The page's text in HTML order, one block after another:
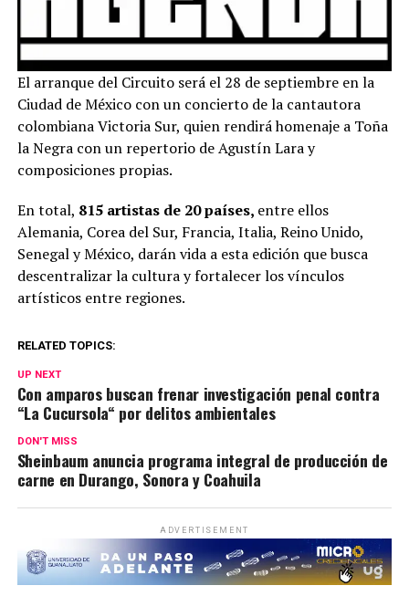
El arranque del Circuito será el 28 de septiembre en la
Ciudad de México con un concierto de la cantautora
colombiana Victoria Sur, quien rendirá homenaje a Toña
la Negra con un repertorio de Agustín Lara y
composiciones propias.
En total, 815 artistas de 20 países, entre ellos
Alemania, Corea del Sur, Francia, Italia, Reino Unido,
Senegal y México, darán vida a esta edición que busca
descentralizar la cultura y fortalecer los vínculos
artísticos entre regiones.
RELATED TOPICS:
UP NEXT
Con amparos buscan frenar investigación penal contra
“La Cucursola“ por delitos ambientales
DON'T MISS
Sheinbaum anuncia programa integral de producción de
carne en Durango, Sonora y Coahuila
ADVERTISEMENT